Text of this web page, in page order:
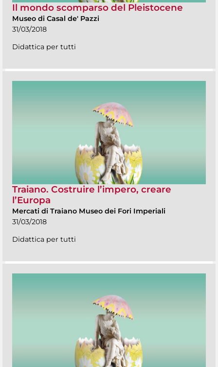
Il mondo scomparso del Pleistocene
Museo di Casal de' Pazzi
31/03/2018
Didattica per tutti
Traiano. Costruire l’impero, creare
l’Europa
Mercati di Traiano Museo dei Fori Imperiali
31/03/2018
Didattica per tutti